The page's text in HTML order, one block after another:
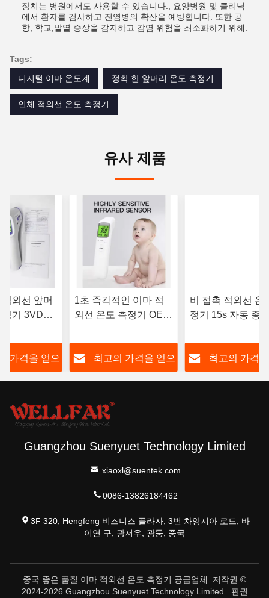
장치는 병원에서도 사용할 수 있습니다., 요양병원 및 클리닉
에서 환자를 검사하고 전염병의 확산을 예방합니다. 또한 공
항, 학교,발열 증상을 감지하고 감염 위험을 최소화하기 위해.
Tags:
디지털 이마 온도계
정확 한 앞머리 온도 측정기
인체 적외선 온도 측정기
유사 제품
외선 앞머
기 3VDC,
가격을 얻으
1초 즉각적인 이마 적
외선 온도 측정기 OEM
최고의 가격을 얻으
비 접촉 적외선 온
정기 15s 자동 종
최고의 가격
Guangzhou Suenyuet Technology Limited
xiaoxl@suentek.com
0086-13826184462
3F 320, Hengfeng 비즈니스 플라자, 3번 차앙지아 로드, 바
이연 구, 광저우, 광둥, 중국
중국 좋은 품질 이마 적외선 온도 측정기 공급업체. 저작권 ©
2024-2026 Guangzhou Suenyuet Technology Limited . 판권